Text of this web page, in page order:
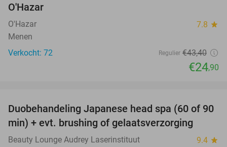
O'Hazar
O'Hazar 7.8 star
Menen
Verkocht: 72
Regulier €43,40
€24,90
44%
Duobehandeling Japanese head spa (60 of 90
min) + evt. brushing of gelaatsverzorging
Beauty Lounge Audrey Laserinstituut 9.4 star